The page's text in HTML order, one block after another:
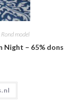
Rond model
Night – 65% dons